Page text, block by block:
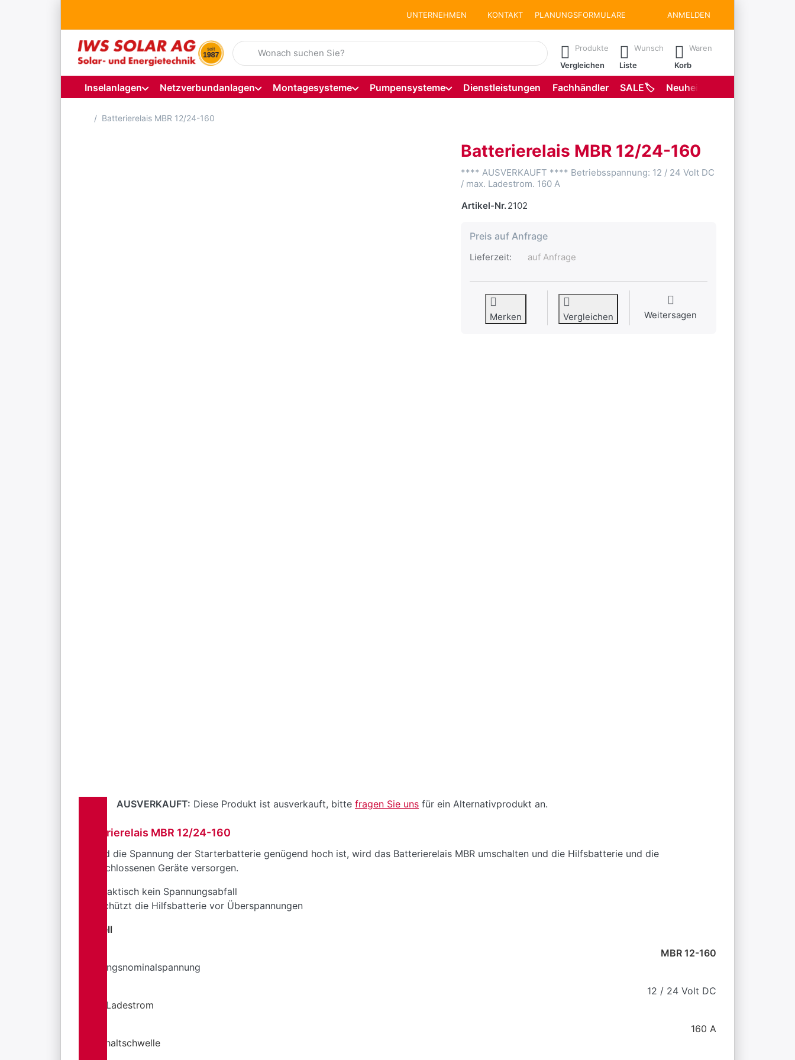
UNTERNEHMEN KONTAKT PLANUNGSFORMULARE ANMELDEN
Geben Sie einen Suchbegriff ein. Während Sie tippen, erscheinen automatisch erste Ergebnisse. Drücken Sie die Eingabetaste, um
Produkte
Vergleichen
Wunsch
Liste
Waren
Korb
Inselanlagen Netzverbundanlagen Montagesysteme Pumpensysteme Dienstleistungen Fachhändler SALE🏷️ Neuheiten
Startseite
Batterierelais MBR 12/24-160
Batterierelais MBR 12/24-160
**** AUSVERKAUFT **** Betriebsspannung: 12 / 24 Volt DC
/ max. Ladestrom. 160 A
Artikel-Nr.2102
Preis auf Anfrage
Lieferzeit: auf Anfrage
Merken Vergleichen Weitersagen
AUSVERKAUFT: Diese Produkt ist ausverkauft, bitte fragen Sie uns für ein Alternativprodukt an.
Batterierelais MBR 12/24-160
Sobald die Spannung der Starterbatterie genügend hoch ist, wird das Batterierelais MBR umschalten und die Hilfsbatterie und die
angeschlossenen Geräte versorgen.
Praktisch kein Spannungsabfall
Schützt die Hilfsbatterie vor Überspannungen
Modell
MBR 12-160
Eingangsnominalspannung
12 / 24 Volt DC
Max. Ladestrom
160 A
Einschaltschwelle